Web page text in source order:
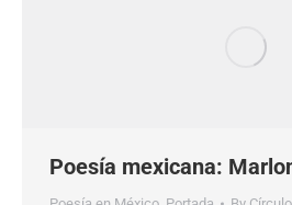
Poesía mexicana: